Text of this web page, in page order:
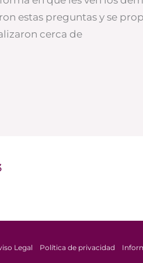
estas preguntas y se
cerca de
Legal Política de privacidad